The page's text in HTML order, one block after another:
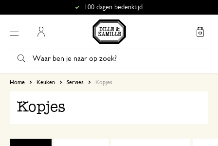
100 dagen bedenktijd
Home Keuken Servies Kopjes
Kopjes